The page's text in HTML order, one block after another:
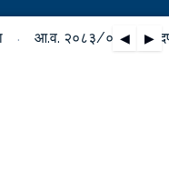
◀ ▶
आ.व. २०८३/०८४ को